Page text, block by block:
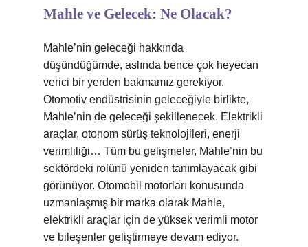
Mahle ve Gelecek: Ne Olacak?
Mahle’nin geleceği hakkında
düşündüğümde, aslında bence çok heyecan
verici bir yerden bakmamız gerekiyor.
Otomotiv endüstrisinin geleceğiyle birlikte,
Mahle’nin de geleceği şekillenecek. Elektrikli
araçlar, otonom sürüş teknolojileri, enerji
verimliliği… Tüm bu gelişmeler, Mahle’nin bu
sektördeki rolünü yeniden tanımlayacak gibi
görünüyor. Otomobil motorları konusunda
uzmanlaşmış bir marka olarak Mahle,
elektrikli araçlar için de yüksek verimli motor
ve bileşenler geliştirmeye devam ediyor.